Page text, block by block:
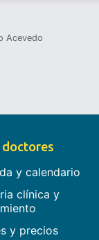
Acevedo
doctores
y calendario
clínica y
y precios